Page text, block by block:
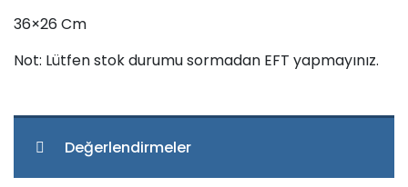
36×26 Cm
Not: Lütfen stok durumu sormadan EFT yapmayınız.
Değerlendirmeler